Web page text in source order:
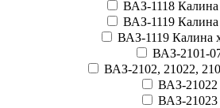
ВАЗ-1118 Калина
ВАЗ-1119 Калина
ВАЗ-1119 Калина
ВАЗ-2101-
ВАЗ-2102, 21022,
ВАЗ-21022
ВАЗ-21023